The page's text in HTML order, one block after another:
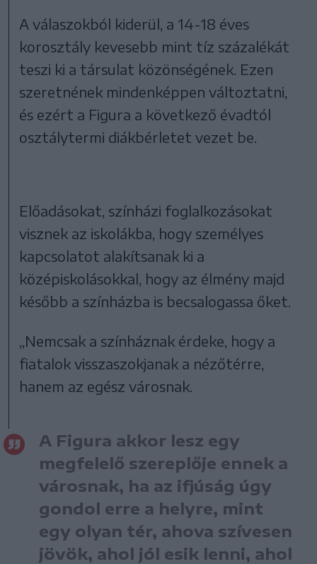
A válaszokból kiderül, a 14-18 éves
korosztály kevesebb mint tíz százalékát
teszi ki a társulat közönségének. Ezen
szeretnének mindenképpen változtatni,
és ezért a Figura a következő évadtól
osztálytermi diákbérletet vezet be.
Előadásokat, színházi foglalkozásokat
visznek az iskolákba, hogy személyes
kapcsolatot alakítsanak ki a
középiskolásokkal, hogy az élmény majd
később a színházba is becsalogassa őket.
„Nemcsak a színháznak érdeke, hogy a
fiatalok visszaszokjanak a nézőtérre,
hanem az egész városnak.
A Figura akkor lesz egy
megfelelő szereplője ennek a
városnak, ha az ifjúság úgy
gondol erre a helyre, mint
egy olyan tér, ahova szívesen
jövök, ahol jól esik lenni, ahol